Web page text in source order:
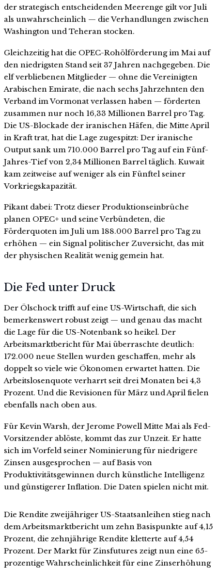
der strategisch entscheidenden Meerenge gilt vor Juli
als unwahrscheinlich — die Verhandlungen zwischen
Washington und Teheran stocken.
Gleichzeitig hat die OPEC-Rohölförderung im Mai auf
den niedrigsten Stand seit 37 Jahren nachgegeben. Die
elf verbliebenen Mitglieder — ohne die Vereinigten
Arabischen Emirate, die nach sechs Jahrzehnten den
Verband im Vormonat verlassen haben — förderten
zusammen nur noch 16,33 Millionen Barrel pro Tag.
Die US-Blockade der iranischen Häfen, die Mitte April
in Kraft trat, hat die Lage zugespitzt: Der iranische
Output sank um 710.000 Barrel pro Tag auf ein Fünf-
Jahres-Tief von 2,34 Millionen Barrel täglich. Kuwait
kam zeitweise auf weniger als ein Fünftel seiner
Vorkriegskapazität.
Pikant dabei: Trotz dieser Produktionseinbrüche
planen OPEC+ und seine Verbündeten, die
Förderquoten im Juli um 188.000 Barrel pro Tag zu
erhöhen — ein Signal politischer Zuversicht, das mit
der physischen Realität wenig gemein hat.
Die Fed unter Druck
Der Ölschock trifft auf eine US-Wirtschaft, die sich
bemerkenswert robust zeigt — und genau das macht
die Lage für die US-Notenbank so heikel. Der
Arbeitsmarktbericht für Mai überraschte deutlich:
172.000 neue Stellen wurden geschaffen, mehr als
doppelt so viele wie Ökonomen erwartet hatten. Die
Arbeitslosenquote verharrt seit drei Monaten bei 4,3
Prozent. Und die Revisionen für März und April fielen
ebenfalls nach oben aus.
Für Kevin Warsh, der Jerome Powell Mitte Mai als Fed-
Vorsitzender ablöste, kommt das zur Unzeit. Er hatte
sich im Vorfeld seiner Nominierung für niedrigere
Zinsen ausgesprochen — auf Basis von
Produktivitätsgewinnen durch künstliche Intelligenz
und günstigerer Inflation. Die Daten spielen nicht mit.
Die Rendite zweijähriger US-Staatsanleihen stieg nach
dem Arbeitsmarktbericht um zehn Basispunkte auf 4,15
Prozent, die zehnjährige Rendite kletterte auf 4,54
Prozent. Der Markt für Zinsfutures zeigt nun eine 65-
prozentige Wahrscheinlichkeit für eine Zinserhöhung